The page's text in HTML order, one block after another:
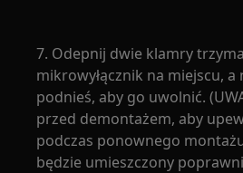
7. Odepnij dwie klamry
mikrowyłącznik na miejscu, a
podnieś, aby go uwolnić.
przed demontażem, aby
podczas ponownego
będzie umieszczony